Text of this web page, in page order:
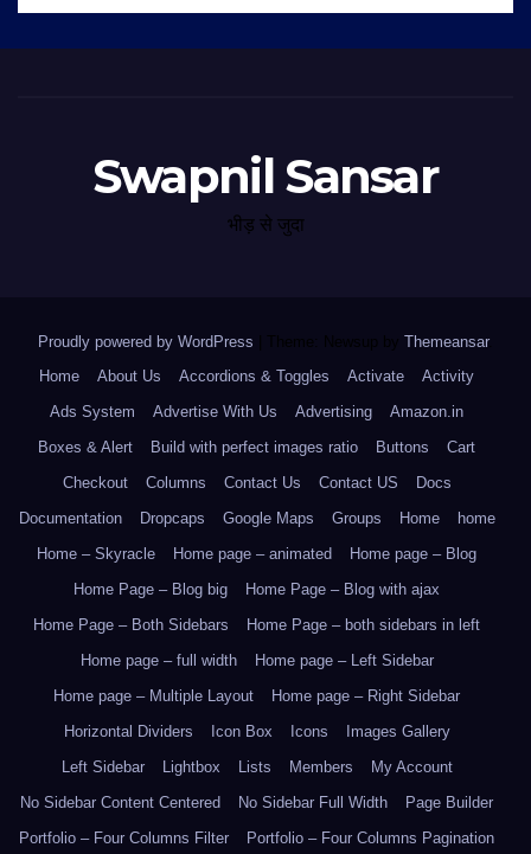
Swapnil Sansar
भीड़ से जुदा
Proudly powered by WordPress Theme: Newsup by Themeansar.
Home
About Us Accordions & Toggles Activate
Activity
Ads System
Advertise With Us Advertising
Amazon.in
Boxes & Alert
Build with perfect images ratio Buttons
Cart
Checkout
Columns Contact Us Contact US
Docs
Documentation
Dropcaps Google Maps Groups Home
home
Home – Skyracle
Home page – animated
Home page – Blog
Home Page – Blog big
Home Page – Blog with ajax
Home Page – Both Sidebars
Home Page – both sidebars in left
Home page – full width
Home page – Left Sidebar
Home page – Multiple Layout
Home page – Right Sidebar
Horizontal Dividers
Icon Box Icons
Images Gallery
Left Sidebar
Lightbox Lists Members
My Account
No Sidebar Content Centered
No Sidebar Full Width
Page Builder
Portfolio – Four Columns Filter
Portfolio – Four Columns Pagination